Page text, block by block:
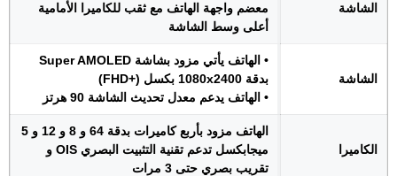
الشاشة
معضم واجهة الهاتف مع ثقب للكاميرا الأمامية
أعلى وسط الشاشة
الشاشة
• الهاتف يأتي مزود بشاشة Super AMOLED
بدقة 1080x2400 بكسل (+FHD)
• الهاتف يدعم معدل تحديث الشاشة 90 هرتز
الكاميرا
الهاتف مزود بأربع كاميرات بدقة 64 و 8 و 12 و 5
ميجابكسل تدعم تقنية التثبيت البصري OIS و
تقريب بصري حتى 3 مرات